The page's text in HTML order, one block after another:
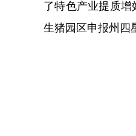
了特色产业提质增
生猪园区申报州四